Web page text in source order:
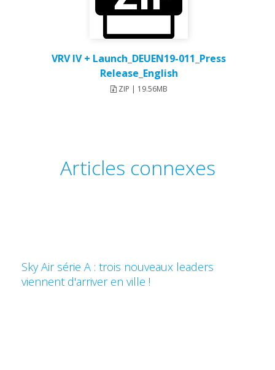
VRV IV + Launch_DEUEN19-011_Press
Release_English
ZIP | 19.56MB
Articles connexes
Sky Air série A : trois nouveaux leaders
viennent d'arriver en ville !